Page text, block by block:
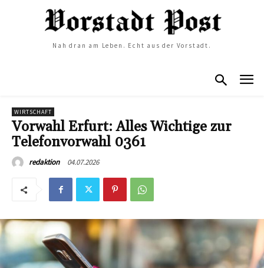
Nah dran am Leben. Echt aus der Vorstadt.
WIRTSCHAFT
Vorwahl Erfurt: Alles Wichtige zur
Telefonvorwahl 0361
redaktion 04.07.2026